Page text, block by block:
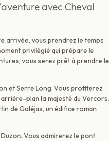
avec Cheval
arrivée, vous prendrez le temps
privilégié qui prépare le
vous serez prêt à prendre le
et Serre Long. Vous profiterez
plan la majesté du Vercors.
de Galéjas, un édifice roman
Vous admirerez le pont